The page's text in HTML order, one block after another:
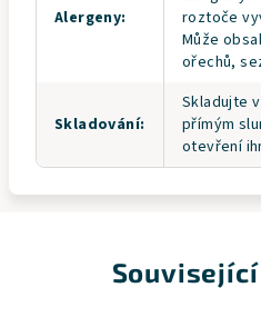
Alergeny:
roztoče
Může
ořechů,
Skladování:
Skladujte
přímým
otevření